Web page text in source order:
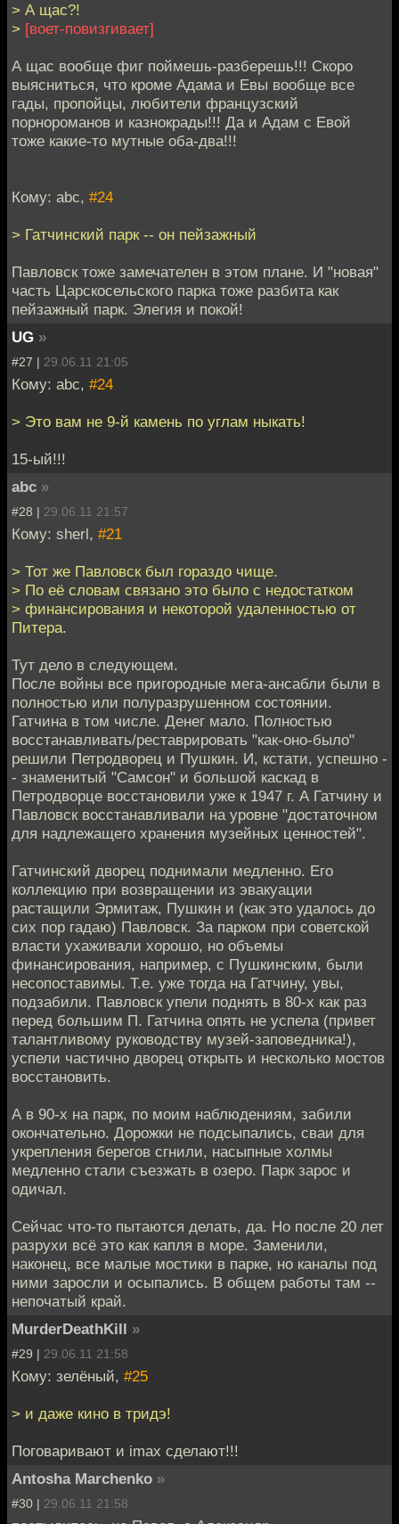
> А щас?!
> [воет-повизгивает]
А щас вообще фиг поймешь-разберешь!!! Скоро
выясниться, что кроме Адама и Евы вообще все
гады, пропойцы, любители французский
порнороманов и казнокрады!!! Да и Адам с Евой
тоже какие-то мутные оба-два!!!
Кому: abc, #24
> Гатчинский парк -- он пейзажный
Павловск тоже замечателен в этом плане. И "новая"
часть Царскосельского парка тоже разбита как
пейзажный парк. Элегия и покой!
UG »
#27 | 29.06.11 21:05
Кому: abc, #24
> Это вам не 9-й камень по углам ныкать!
15-ый!!!
abc »
#28 | 29.06.11 21:57
Кому: sherl, #21
> Тот же Павловск был гораздо чище.
> По её словам связано это было с недостатком
> финансирования и некоторой удаленностью от
Питера.
Тут дело в следующем.
После войны все пригородные мега-ансабли были в
полностью или полуразрушенном состоянии.
Гатчина в том числе. Денег мало. Полностью
восстанавливать/реставрировать "как-оно-было"
решили Петродворец и Пушкин. И, кстати, успешно -
- знаменитый "Самсон" и большой каскад в
Петродворце восстановили уже к 1947 г. А Гатчину и
Павловск восстанавливали на уровне "достаточном
для надлежащего хранения музейных ценностей".
Гатчинский дворец поднимали медленно. Его
коллекцию при возвращении из эвакуации
растащили Эрмитаж, Пушкин и (как это удалось до
сих пор гадаю) Павловск. За парком при советской
власти ухаживали хорошо, но объемы
финансирования, например, с Пушкинским, были
несопоставимы. Т.е. уже тогда на Гатчину, увы,
подзабили. Павловск упели поднять в 80-х как раз
перед большим П. Гатчина опять не успела (привет
талантливому руководству музей-заповедника!),
успели частично дворец открыть и несколько мостов
восстановить.
А в 90-х на парк, по моим наблюдениям, забили
окончательно. Дорожки не подсыпались, сваи для
укрепления берегов сгнили, насыпные холмы
медленно стали съезжать в озеро. Парк зарос и
одичал.
Сейчас что-то пытаются делать, да. Но после 20 лет
разрухи всё это как капля в море. Заменили,
наконец, все малые мостики в парке, но каналы под
ними заросли и осыпались. В общем работы там --
непочатый край.
MurderDeathKill »
#29 | 29.06.11 21:58
Кому: зелёный, #25
> и даже кино в тридэ!
Поговаривают и imax сделают!!!
Antosha Marchenko »
#30 | 29.06.11 21:58